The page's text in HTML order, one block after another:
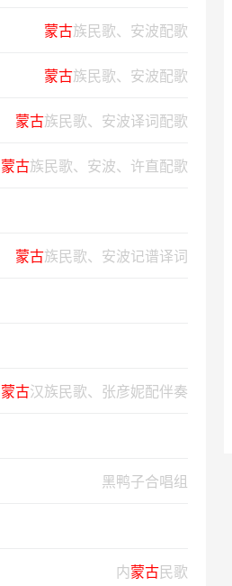
蒙古族民歌、安波配歌
蒙古族民歌、安波配歌
蒙古族民歌、安波译词配歌
蒙古族民歌、安波、许直配歌
蒙古族民歌、安波记谱译词
蒙古汉族民歌、张彦妮配伴奏
黑鸭子合唱组
内蒙古民歌